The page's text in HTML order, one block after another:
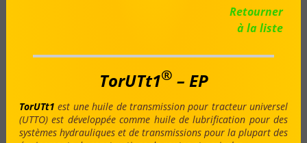
Retourner
à la liste
TorUTt1® – EP
TorUTt1 est une huile de transmission pour tracteur universel
(UTTO) est développée comme huile de lubrification pour des
systèmes hydrauliques et de transmissions pour la plupart des